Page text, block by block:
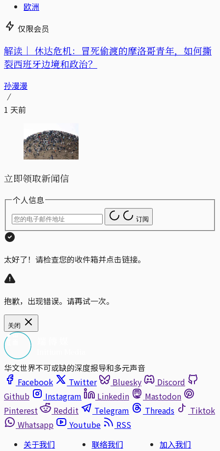
欧洲
仅限会员
解读｜ 休达危机：冒死偷渡的摩洛哥青年，如何撕
裂西班牙边境和政治？
孙漫漫
1 天前
立即领取新闻信
个人信息
订阅
太好了！请检查您的收件箱并点击链接。
抱歉，出现错误。请再试一次。
关闭
华文世界不可或缺的深度报导和多元声音
Facebook
Twitter Bluesky
Discord
Github
Instagram Linkedin
Mastodon
Pinterest
Reddit Telegram Threads
Tiktok
Whatsapp
Youtube
RSS
关于我们
联络我们 加入我们